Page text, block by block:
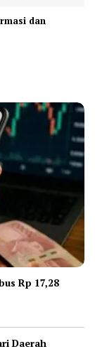
dan
Rp 17,28
Daerah